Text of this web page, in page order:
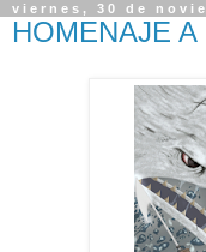
viernes, 30 de
HOMENAJE